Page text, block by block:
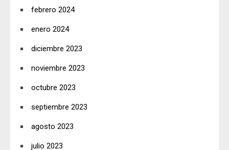
febrero 2024
enero 2024
diciembre 2023
noviembre 2023
octubre 2023
septiembre 2023
agosto 2023
julio 2023